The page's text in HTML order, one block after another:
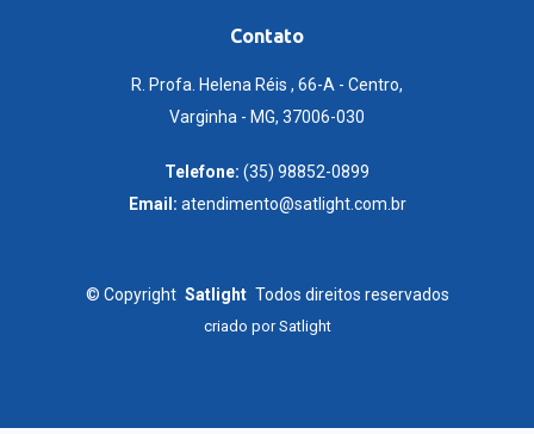
Contato
R. Profa. Helena Réis , 66-A - Centro,
Varginha - MG, 37006-030
Telefone: (35) 98852-0899
Email: atendimento@satlight.com.br
© Copyright Satlight Todos direitos reservados
criado porSatlight